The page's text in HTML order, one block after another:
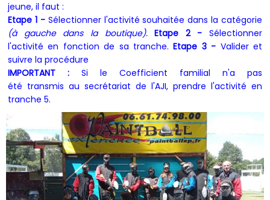
jeune, il faut :
Etape 1 - Sélectionner l'activité souhaitée dans la catégorie
(à gauche dans la boutique).Etape 2 - Sélectionner
l'activité en fonction de sa tranche.Etape 3 - Valider et
suivre la procédure
IMPORTANT : Si le Coefficient familial n'a pas
été transmis au secrétariat de l'AJI, prendre l'activité en
tranche 5.